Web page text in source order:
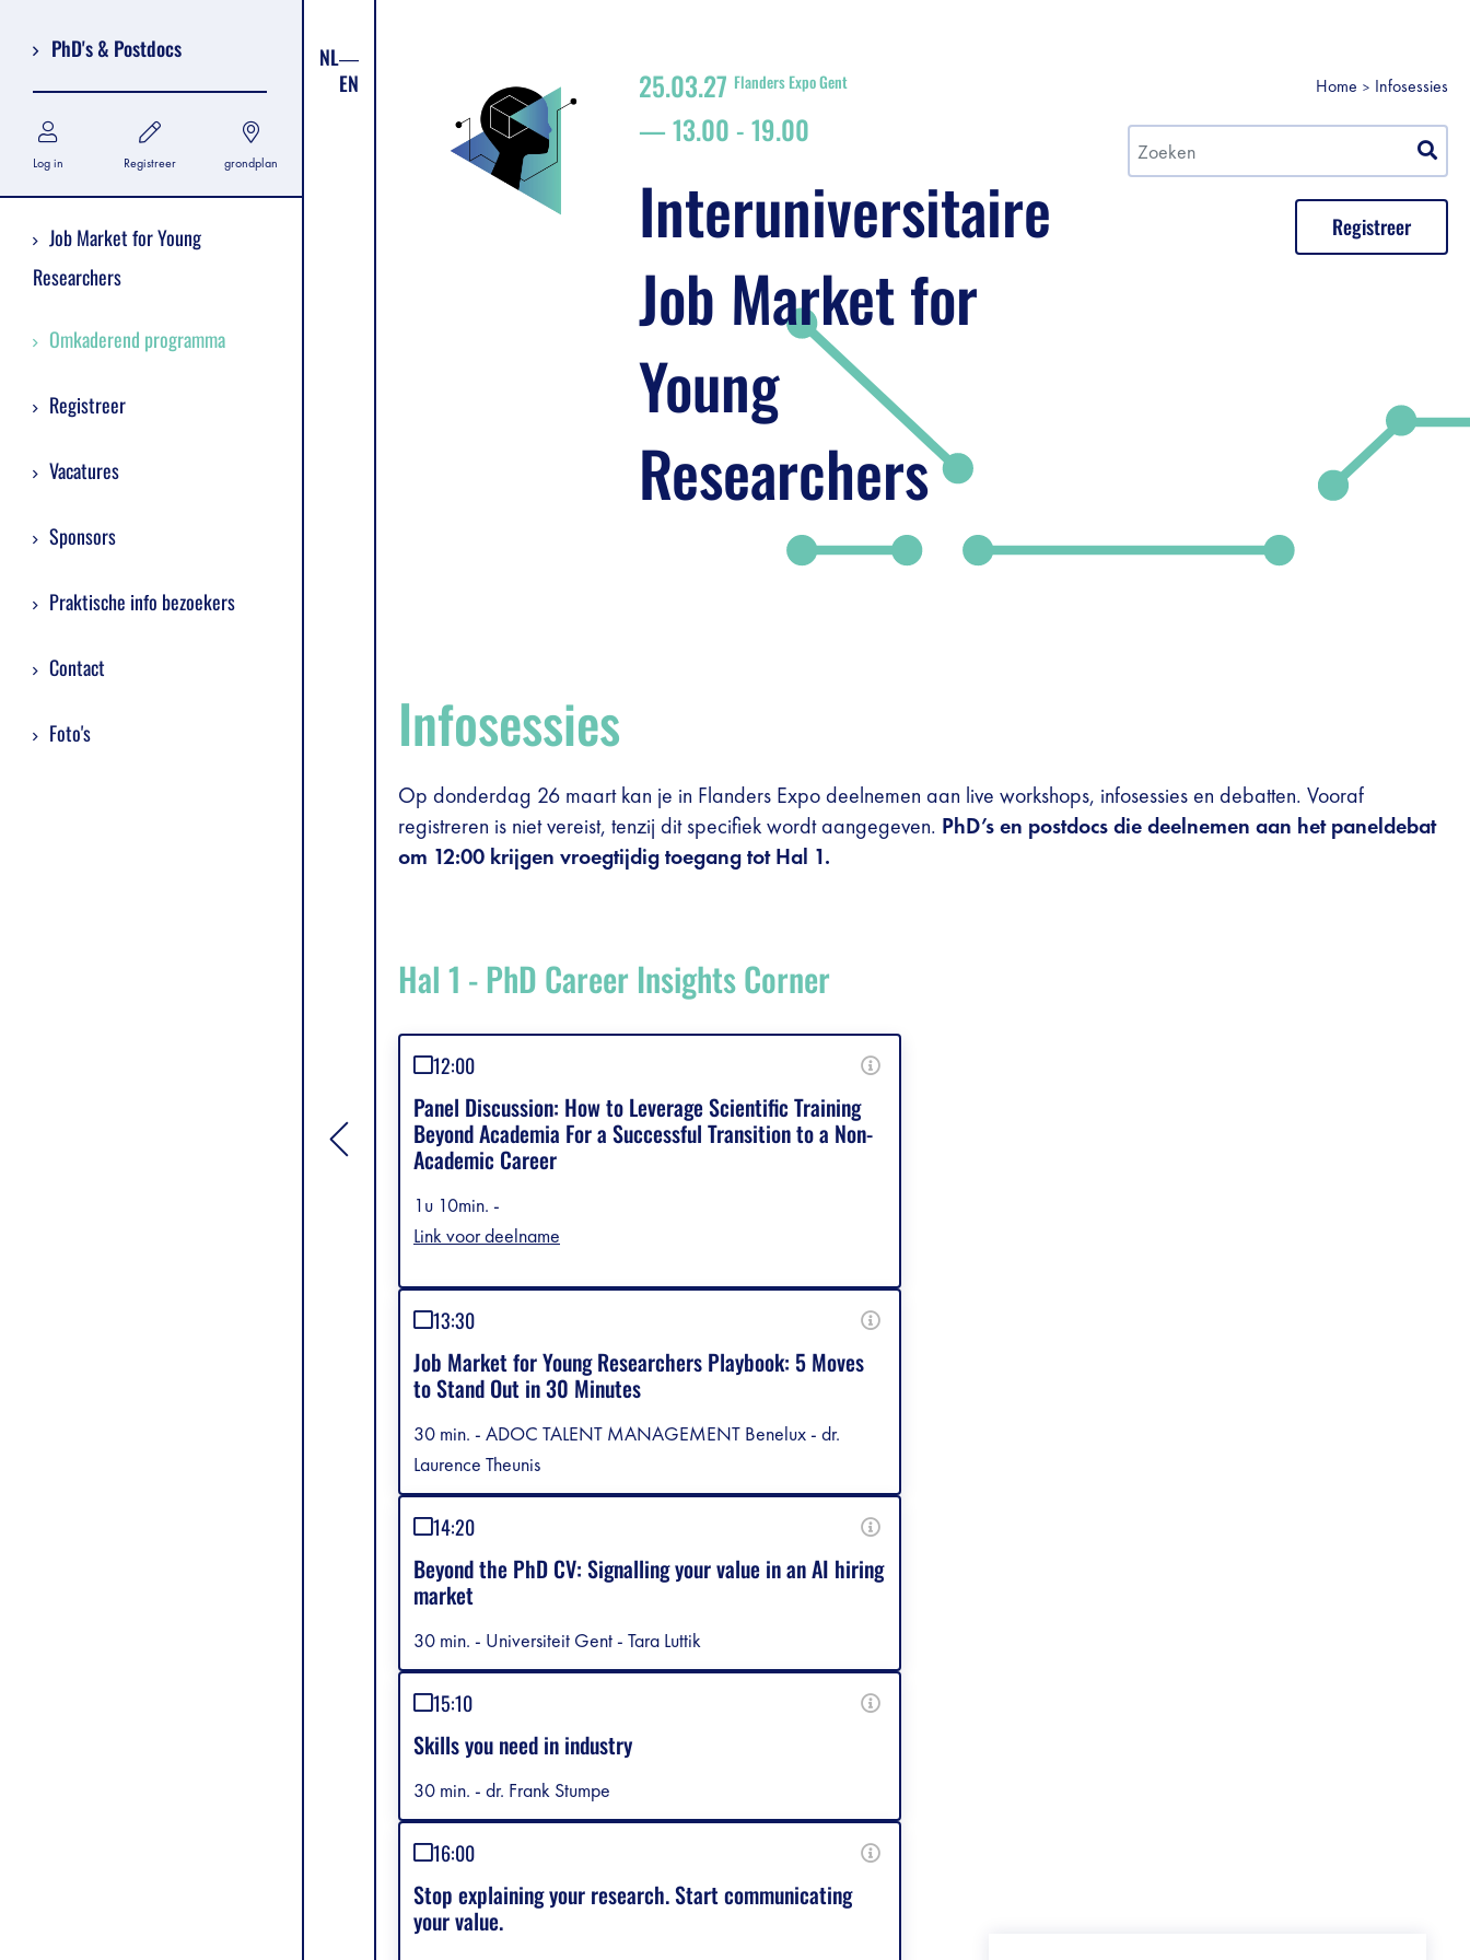
PhD's & Postdocs
Log in Registreer grondplan
Job Market for Young
Researchers
Omkaderend programma
Registreer
Vacatures
Sponsors
Praktische info bezoekers
Contact
Foto's
NL
EN
[general.toggle sidebar]
Home Infosessies
Registreer
25.03.27 Flanders Expo Gent
13.00 -19.00
Interuniversitaire
Job Market for
Young
Researchers
Infosessies
Op donderdag 26 maart kan je in Flanders Expo deelnemen aan live workshops, infosessies en debatten. Vooraf
registreren is niet vereist, tenzij dit specifiek wordt aangegeven. PhD’s en postdocs die deelnemen aan het paneldebat
om 12:00 krijgen vroegtijdig toegang tot Hal 1.
Hal 1 - PhD Career Insights Corner
12:00
Panel Discussion: How to Leverage Scientific Training
Beyond Academia For a Successful Transition to a Non-
Academic Career
1u 10min. -
Link voor deelname
13:30
Job Market for Young Researchers Playbook: 5 Moves
to Stand Out in 30 Minutes
30 min. - ADOC TALENT MANAGEMENT Benelux - dr.
Laurence Theunis
14:20
Beyond the PhD CV: Signalling your value in an AI hiring
market
30 min. - Universiteit Gent - Tara Luttik
15:10
Skills you need in industry
30 min. - dr. Frank Stumpe
16:00
Stop explaining your research. Start communicating
your value.